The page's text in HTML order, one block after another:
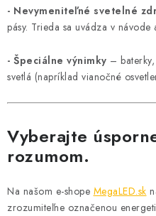
- Nevymeniteľné svetelné
pásy. Trieda sa uvádza v
- Špeciálne výnimky –
svetlá (napríklad vianočné
Vyberajte
rozumom.
Na našom e-shope MegaLED.sk
zrozumiteľne označenou